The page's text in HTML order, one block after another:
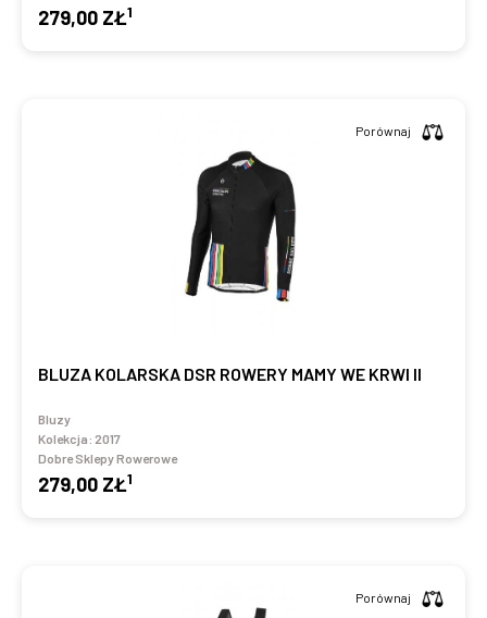
279,00 ZŁ1
BLUZA KOLARSKA DSR ROWERY MAMY WE KRWI II
Bluzy
Kolekcja: 2017
Dobre Sklepy Rowerowe
279,00 ZŁ1
Porównaj
Porównaj